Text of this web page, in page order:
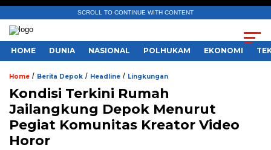
SCROLL TO CONTINUE WITH CONTENT
HOME DUNIA NASIONAL POLHUKAM EKONOMI
Home / Berita Depok / Headline / Lingkungan
Kondisi Terkini Rumah
Jailangkung Depok Menurut
Pegiat Komunitas Kreator Video
Horor